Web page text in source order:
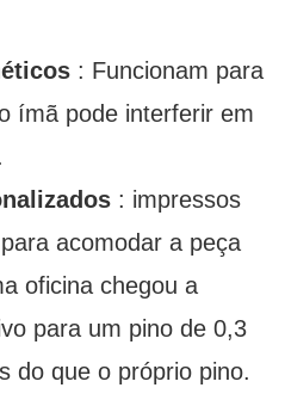
: Funcionam para
ímã pode interferir em
: impressos
acomodar a peça
oficina chegou a
para um pino de 0,3
do que o próprio pino.